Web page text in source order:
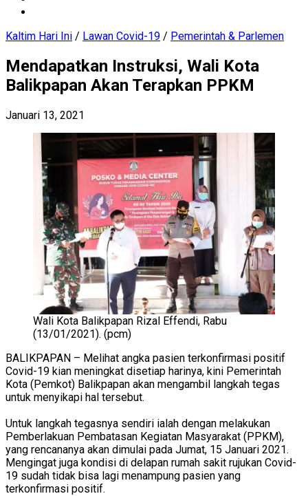
Kaltim Hari Ini / Lawan Covid-19 / Pemerintah & Parlemen
Mendapatkan Instruksi, Wali Kota
Balikpapan Akan Terapkan PPKM
Januari 13, 2021
Wali Kota Balikpapan Rizal Effendi, Rabu
(13/01/2021). (pcm)
BALIKPAPAN – Melihat angka pasien terkonfirmasi positif
Covid-19 kian meningkat disetiap harinya, kini Pemerintah
Kota (Pemkot) Balikpapan akan mengambil langkah tegas
untuk menyikapi hal tersebut.
Untuk langkah tegasnya sendiri ialah dengan melakukan
Pemberlakuan Pembatasan Kegiatan Masyarakat (PPKM),
yang rencananya akan dimulai pada Jumat, 15 Januari 2021.
Mengingat juga kondisi di delapan rumah sakit rujukan Covid-
19 sudah tidak bisa lagi menampung pasien yang
terkonfirmasi positif.